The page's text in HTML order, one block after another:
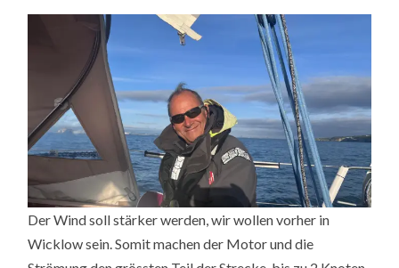
Der Wind soll stärker werden, wir wollen vorher in
Wicklow sein. Somit machen der Motor und die